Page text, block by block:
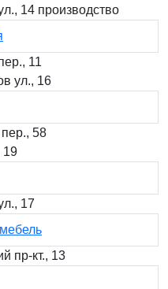
14 производство
11
ул., 16
58
19
17
пр-кт., 13